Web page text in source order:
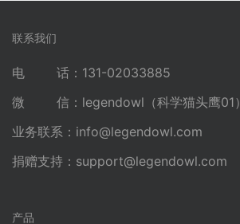
联系我们
电 话：131-02033885
微 信：legendowl（科学猫头鹰01）
业务联系： info@legendowl.com
捐赠支持： support@legendowl.com
产品